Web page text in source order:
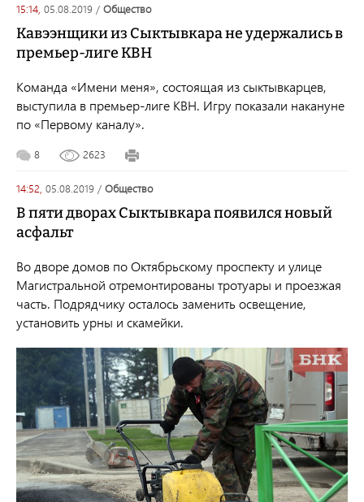
15:14, 05.08.2019 / общество
Кавээнщики из Сыктывкара не удержались в
премьер-лиге КВН
Команда «Имени меня», состоящая из сыктывкарцев,
выступила в премьер-лиге КВН. Игру показали накануне
по «Первому каналу».
8 2623
14:52, 05.08.2019 / общество
В пяти дворах Сыктывкара появился новый
асфальт
Во дворе домов по Октябрьскому проспекту и улице
Магистральной отремонтированы тротуары и проезжая
часть. Подрядчику осталось заменить освещение,
установить урны и скамейки.